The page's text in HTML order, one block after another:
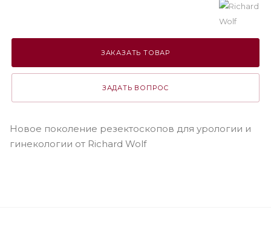
ЗАКАЗАТЬ ТОВАР
ЗАДАТЬ ВОПРОС
Новое поколение резектоскопов для урологии и
гинекологии от Richard Wolf